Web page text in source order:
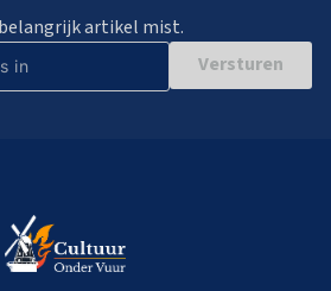
artikel mist.
Versturen